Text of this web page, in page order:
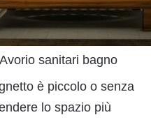
Avorio sanitari bagno
è piccolo o senza
lo spazio più